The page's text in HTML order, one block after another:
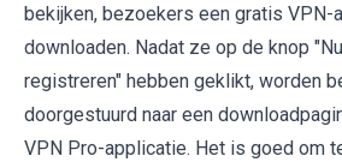
bekijken, bezoekers een gratis VPN-
downloaden. Nadat ze op de knop
registreren" hebben geklikt, worden
doorgestuurd naar een
VPN Pro-applicatie. Het is goed om